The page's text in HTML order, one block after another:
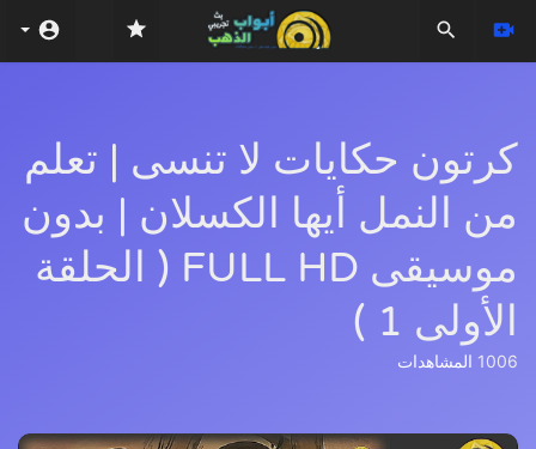
كرتون حكايات لا تنسى | تعلم
من النمل أيها الكسلان | بدون
موسيقى FULL HD ( الحلقة
الأولى 1 )
1006 المشاهدات
Video